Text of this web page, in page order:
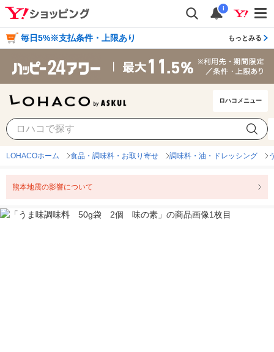
i
毎日5%※支払条件・上限あり もっとみる
ロハコメニュー
LOHACOホーム 食品・調味料・お取り寄せ 調味料・油・ドレッシング
熊本地震の影響について